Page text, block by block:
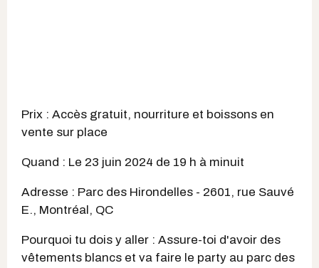
Prix : Accès gratuit, nourriture et boissons en
vente sur place
Quand : Le 23 juin 2024 de 19 h à minuit
Adresse : Parc des Hirondelles - 2601, rue Sauvé
E., Montréal, QC
Pourquoi tu dois y aller : Assure-toi d'avoir des
vêtements blancs et va faire le party au parc des